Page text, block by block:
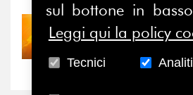
30/07/2026
Nove anni dopo
“grande cecità”:
sul bottone in
Leggi qui la policy
Tecnici